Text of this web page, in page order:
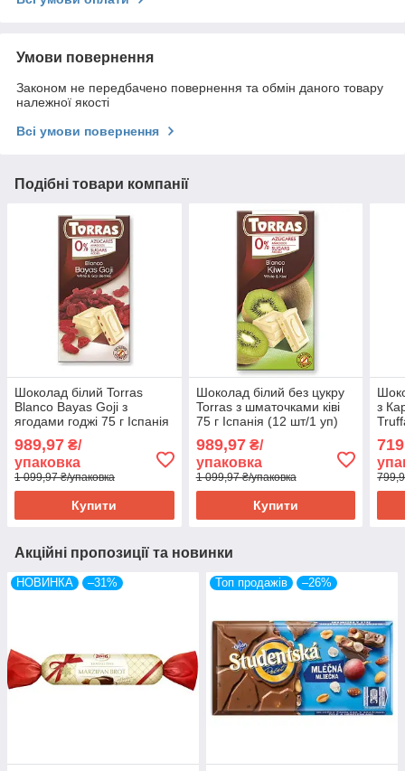
Умови повернення
Законом не передбачено повернення та обмін даного товару
належної якості
Всі умови повернення
Подібні товари компанії
Шоколад білий Torras
Blanco Bayas Goji з
ягодами годжі 75 г Іспанія
(12 шт/1 уп)
989,97 ₴/
упаковка
1 099,97 ₴/упаковка
Купити
Шоколад білий без цукру
Torras з шматочками ківі
75 г Іспанія (12 шт/1 уп)
989,97₴/
упаковка
1 099,97 ₴/упаковка
Купити
з
шт./
Акційні пропозиції та новинки
НОВИНКА –31% Топ продажів –26%